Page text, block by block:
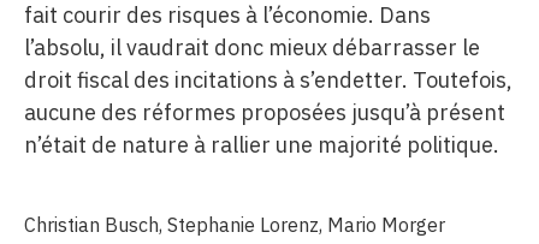
fait courir des risques à l’économie. Dans
l’absolu, il vaudrait donc mieux débarrasser le
droit fiscal des incitations à s’endetter. Toutefois,
aucune des réformes proposées jusqu’à présent
n’était de nature à rallier une majorité politique.
Christian Busch, Stephanie Lorenz, Mario Morger